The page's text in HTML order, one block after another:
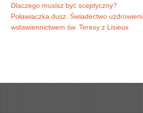
Dlaczego musisz być sceptyczny?
Poławiaczka dusz. Świadectwo
wstawiennictwem św. Teresy z Lisieux